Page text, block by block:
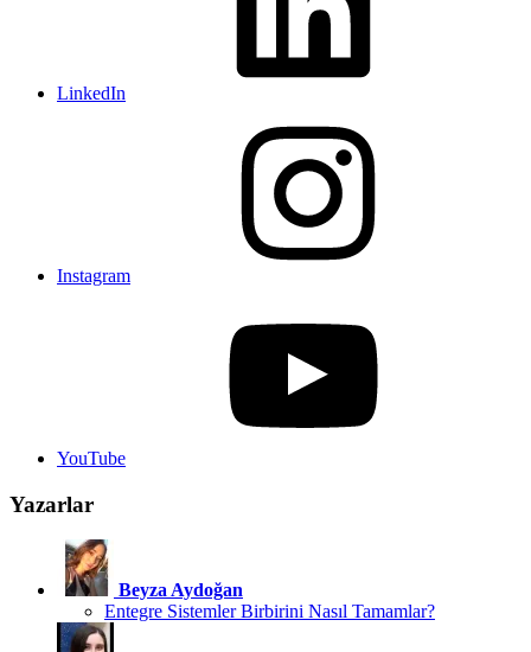
LinkedIn
Instagram
YouTube
Yazarlar
Beyza Aydoğan
Entegre Sistemler Birbirini Nasıl Tamamlar?